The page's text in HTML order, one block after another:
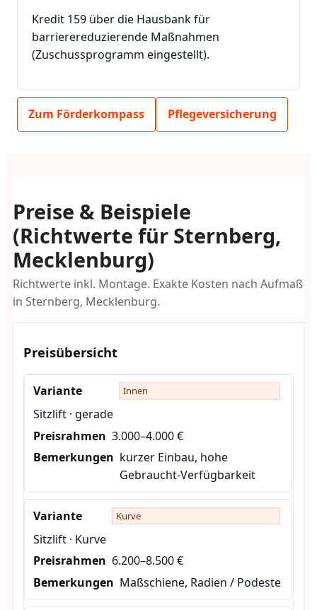
Kredit 159 über die Hausbank für
barrierereduzierende Maßnahmen
(Zuschussprogramm eingestellt).
Zum Förderkompass Pflegeversicherung
Preise & Beispiele
(Richtwerte für Sternberg,
Mecklenburg)
Richtwerte inkl. Montage. Exakte Kosten nach Aufmaß
in Sternberg, Mecklenburg.
Preisübersicht
Innen
Sitzlift · gerade
3.000–4.000 €
kurzer Einbau, hohe
Gebraucht-Verfügbarkeit
Kurve
Sitzlift · Kurve
6.200–8.500 €
Maßschiene, Radien / Podeste